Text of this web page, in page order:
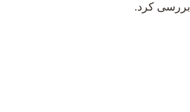
بررسی کرد.